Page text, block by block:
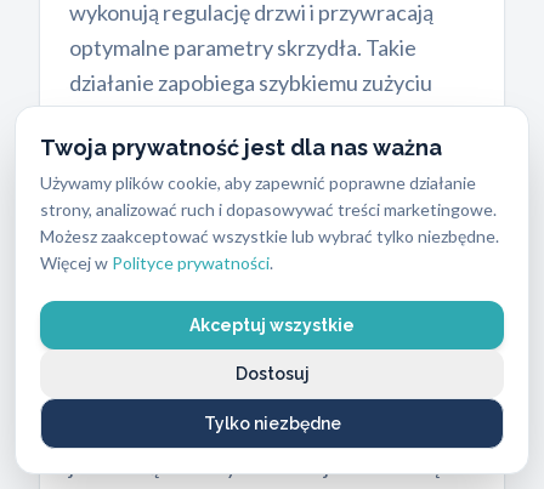
Twoja prywatność jest dla nas ważna
Używamy plików cookie, aby zapewnić poprawne działanie
strony, analizować ruch i dopasowywać treści marketingowe.
Możesz zaakceptować wszystkie lub wybrać tylko niezbędne.
Więcej w Polityce prywatności.
Akceptuj wszystkie
Tylko niezbędne
Dostosuj
wykonują regulację drzwi i przywracają
optymalne parametry skrzydła. Takie
działanie zapobiega szybkiemu zużyciu
Jak wybrać odpowiedniąklasę
zamka do drzwi?
Klasyfikacja mechanizmów opiera się na ich
odporności na włamanie. Zamki klasy A
stanowią podstawową zaporę i nie są
uznawane za antywłamaniowe. Stosuje się